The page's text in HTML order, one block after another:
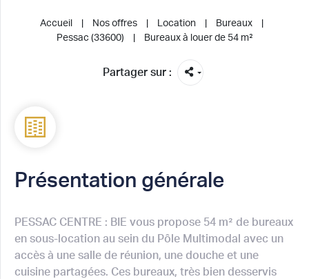
Accueil Nos offres Location
Bureaux
Pessac (33600)
Bureaux à louer de 54 m²
Partager sur :
Présentation générale
PESSAC CENTRE : BIE vous propose 54 m² de bureaux
en sous-location au sein du Pôle Multimodal avec un
accès à une salle de réunion, une douche et une
cuisine partagées. Ces bureaux, très bien desservis